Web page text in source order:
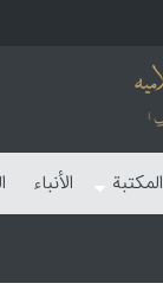
المکتبة الأنباء